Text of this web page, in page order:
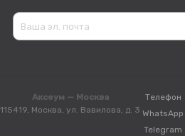
Аксеум — Москва
115419, Москва, ул. Вавилова, д. 3
Телефон
WhatsApp
Telegram